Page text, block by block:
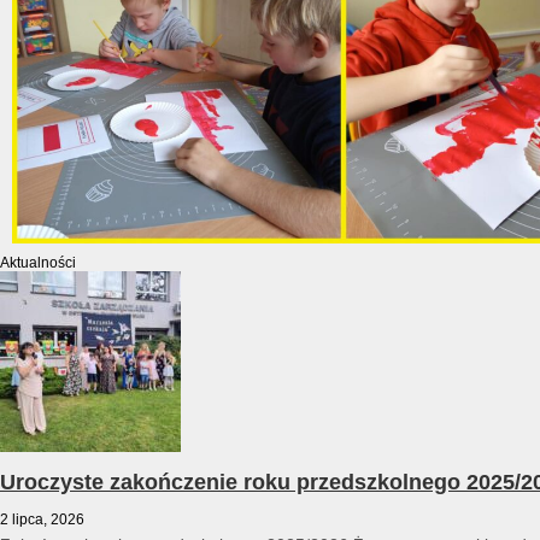
Aktualności
Uroczyste zakończenie roku przedszkolnego 2025/
2 lipca, 2026